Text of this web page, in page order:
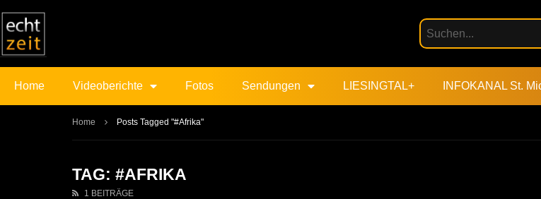
Home Videoberichte Fotos Sendungen LIESINGTAL+ INFOKANAL St.
Home Posts Tagged "#Afrika"
TAG: #AFRIKA
1 BEITRÄGE